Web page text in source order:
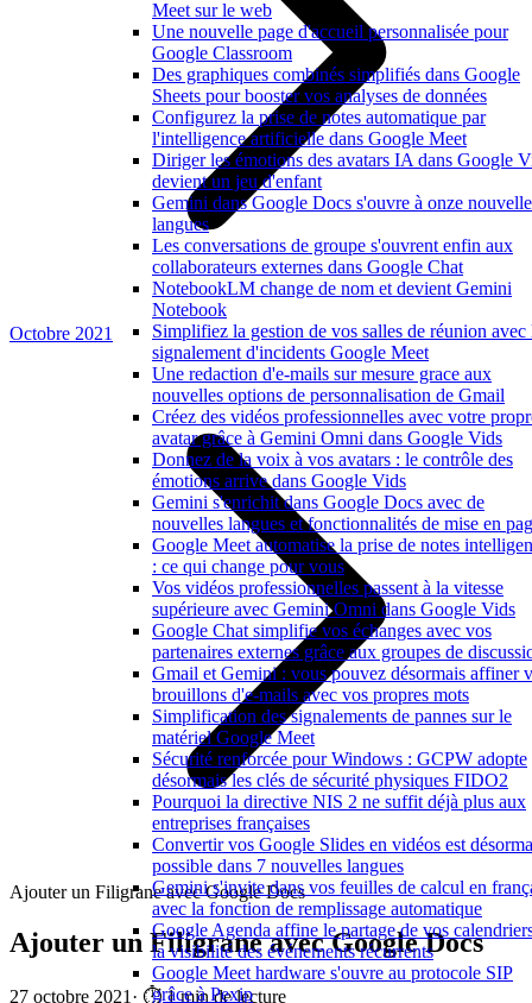
Meet sur le web
Une nouvelle page d'accueil personnalisée pour
Google Classroom
Des graphiques combinés simplifiés dans Google
Sheets pour booster vos analyses de données
Configurez la prise de notes automatique par
l'intelligence artificielle dans Google Meet
Diriger les émotions des avatars IA dans Google
devient un jeu d'enfant
Gemini dans Google Docs s'ouvre à onze
langues
Les conversations de groupe s'ouvrent enfin aux
collaborateurs externes dans Google Chat
NotebookLM change de nom et devient Gemini
Notebook
Simplifiez la gestion de vos salles de réunion avec
signalement d'incidents Google Meet
Une redaction d'e-mails sur mesure grace aux
nouvelles options de personnalisation de Gmail
Créez des vidéos professionnelles avec votre
avatar grâce à Gemini Omni dans Google Vids
Donnez de la voix à vos avatars : le contrôle des
émotions arrive dans Google Vids
Gemini s'enrichit dans Google Docs avec de
nouvelles langues et fonctionnalités de mise en
Google Meet automatise la prise de notes
: ce qui change pour vous
Vos vidéos professionnelles passent à la vitesse
supérieure avec Gemini Omni dans Google Vids
Google Chat simplifie vos échanges avec vos
partenaires externes grâce aux groupes de
Gmail et Gemini : vous pouvez désormais affiner
brouillons d'e-mails avec vos propres mots
Simplification des signalements de pannes sur le
matériel Google Meet
Sécurité renforcée pour Windows : GCPW adopte
désormais les clés de sécurité physiques FIDO2
Pourquoi la directive NIS 2 ne suffit déjà plus aux
entreprises françaises
Convertir vos Google Slides en vidéos est
possible dans 7 nouvelles langues
Gemini s'invite dans vos feuilles de calcul en
avec la fonction de remplissage automatique
Google Agenda affine le partage de vos
la visibilité des événements récurrents
Google Meet hardware s'ouvre au protocole SIP
grâce à Pexip
Octobre 2021
Ajouter un Filigrane avec Google Docs
Ajouter un Filigrane avec Google Docs
27 octobre 2021 · ⏱️ 1 min de lecture